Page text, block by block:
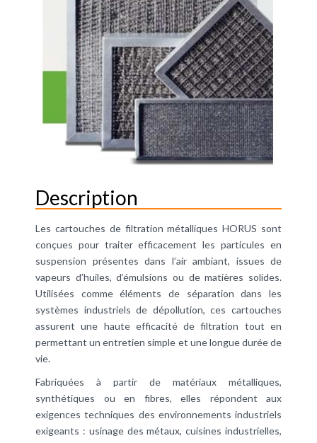
Description
Les cartouches de filtration métalliques HORUS sont
conçues pour traiter efficacement les particules en
suspension présentes dans l’air ambiant, issues de
vapeurs d’huiles, d’émulsions ou de matières solides.
Utilisées comme éléments de séparation dans les
systèmes industriels de dépollution, ces cartouches
assurent une haute efficacité de filtration tout en
permettant un entretien simple et une longue durée de
vie.
Fabriquées à partir de matériaux métalliques,
synthétiques ou en fibres, elles répondent aux
exigences techniques des environnements industriels
exigeants : usinage des métaux, cuisines industrielles,